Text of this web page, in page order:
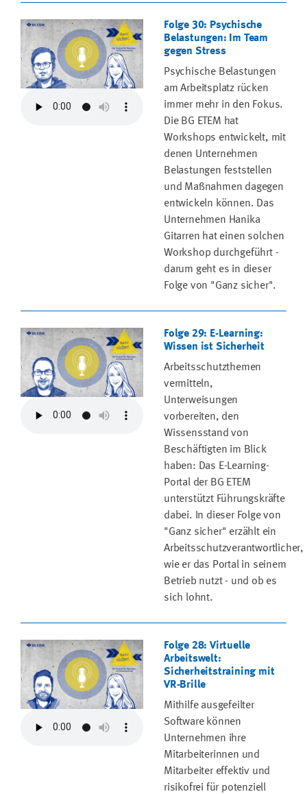
Folge 30: Psychische
Belastungen: Im Team
gegen Stress
Psychische Belastungen
am Arbeitsplatz rücken
immer mehr in den Fokus.
Die BG ETEM hat
Workshops entwickelt, mit
denen Unternehmen
Belastungen feststellen
und Maßnahmen dagegen
entwickeln können. Das
Unternehmen Hanika
Gitarren hat einen solchen
Workshop durchgeführt -
darum geht es in dieser
Folge von "Ganz sicher".
Folge 29: E-Learning:
Wissen ist Sicherheit
Arbeitsschutzthemen
vermitteln,
Unterweisungen
vorbereiten, den
Wissensstand von
Beschäftigten im Blick
haben: Das E-Learning-
Portal der BG ETEM
unterstützt Führungskräfte
dabei. In dieser Folge von
"Ganz sicher" erzählt ein
Arbeitsschutzverantwortlicher,
wie er das Portal in seinem
Betrieb nutzt - und ob es
sich lohnt.
Folge 28: Virtuelle
Arbeitswelt:
Sicherheitstraining mit
VR-Brille
Mithilfe ausgefeilter
Software können
Unternehmen ihre
Mitarbeiterinnen und
Mitarbeiter effektiv und
risikofrei für potenziell